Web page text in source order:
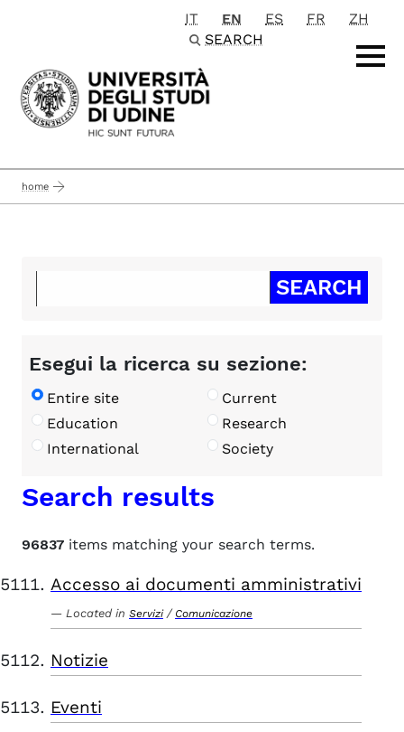
Passa al contenuto principale
IT EN ES FR
ZH
SEARCH
home
Esegui la ricerca su sezione:
Entire site
Current
Education
Research
International
Society
Search results
96837 items matching your search terms.
Accesso ai documenti amministrativi
Located in Servizi / Comunicazione
Notizie
Eventi